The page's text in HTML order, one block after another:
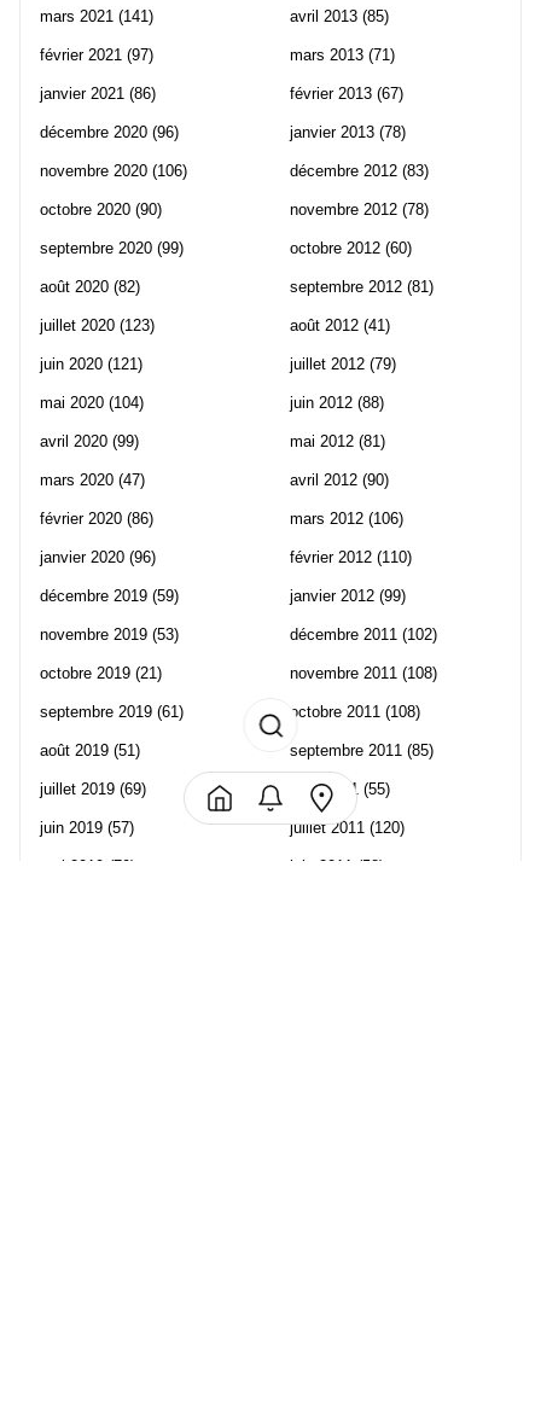
mars 2021 (141)
février 2021 (97)
janvier 2021 (86)
décembre 2020 (96)
novembre 2020 (106)
octobre 2020 (90)
septembre 2020 (99)
août 2020 (82)
juillet 2020 (123)
juin 2020 (121)
mai 2020 (104)
avril 2020 (99)
mars 2020 (47)
février 2020 (86)
janvier 2020 (96)
décembre 2019 (59)
novembre 2019 (53)
octobre 2019 (21)
septembre 2019 (61)
août 2019 (51)
juillet 2019 (69)
juin 2019 (57)
mai 2019 (70)
avril 2013 (85)
mars 2013 (71)
février 2013 (67)
janvier 2013 (78)
décembre 2012 (83)
novembre 2012 (78)
octobre 2012 (60)
septembre 2012 (81)
août 2012 (41)
juillet 2012 (79)
juin 2012 (88)
mai 2012 (81)
avril 2012 (90)
mars 2012 (106)
février 2012 (110)
janvier 2012 (99)
décembre 2011 (102)
novembre 2011 (108)
octobre 2011 (108)
septembre 2011 (85)
août 2011 (55)
juillet 2011 (120)
juin 2011 (58)